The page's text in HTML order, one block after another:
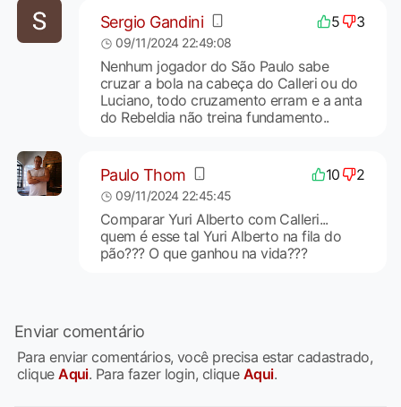
Sergio Gandini 5 3
09/11/2024 22:49:08
Nenhum jogador do São Paulo sabe
cruzar a bola na cabeça do Calleri ou do
Luciano, todo cruzamento erram e a anta
do Rebeldia não treina fundamento..
Paulo Thom 10 2
09/11/2024 22:45:45
Comparar Yuri Alberto com Calleri...
quem é esse tal Yuri Alberto na fila do
pão??? O que ganhou na vida???
Enviar comentário
Para enviar comentários, você precisa estar cadastrado,
cliqueAqui. Para fazer login, clique Aqui.